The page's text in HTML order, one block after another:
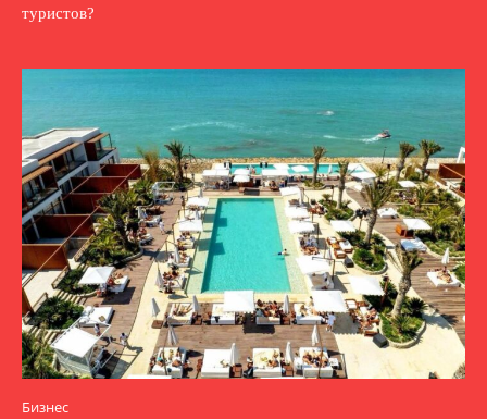
туристов?
Бизнес